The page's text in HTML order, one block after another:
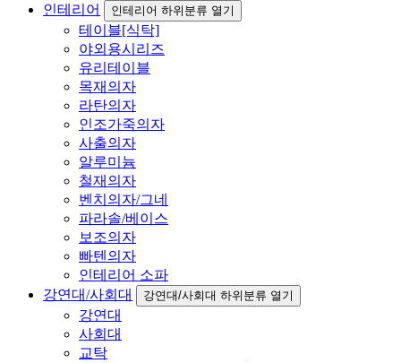
인테리어
인테리어 하위분류 열기
테이블[식탁]
야외용시리즈
유리테이블
목재의자
라탄의자
인조가죽의자
사출의자
알루미늄
철재의자
벤치의자/그네
파라솔/베이스
보조의자
빠텐의자
인테리어 소파
강연대/사회대
강연대/사회대 하위분류 열기
강연대
사회대
교탁